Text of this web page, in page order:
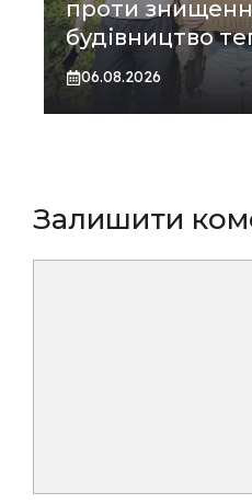
проти
будівництво
06.08.2026
Залишити